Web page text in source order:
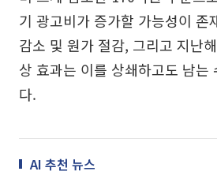
기 광고비가 증가할 가능성이 존
감소 및 원가 절감, 그리고 지난
상 효과는 이를 상쇄하고도 남는
다.
AI 추천 뉴스